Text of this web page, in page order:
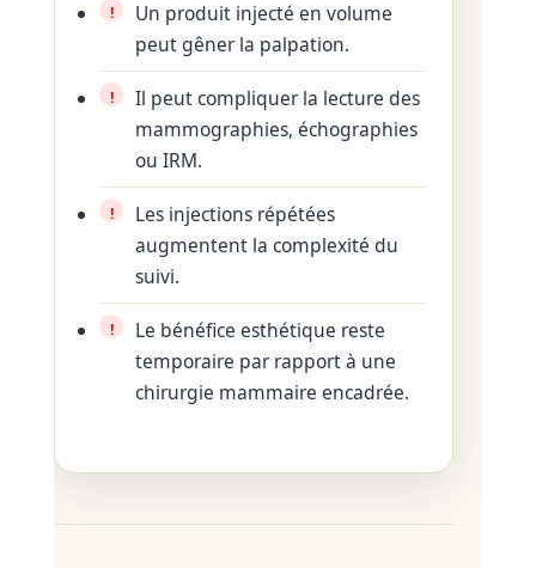
Un produit injecté en volume
peut gêner la palpation.
Il peut compliquer la lecture des
mammographies, échographies
ou IRM.
Les injections répétées
augmentent la complexité du
suivi.
Le bénéfice esthétique reste
temporaire par rapport à une
chirurgie mammaire encadrée.